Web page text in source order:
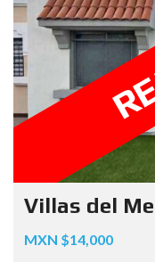
Villas del
MXN $14,000